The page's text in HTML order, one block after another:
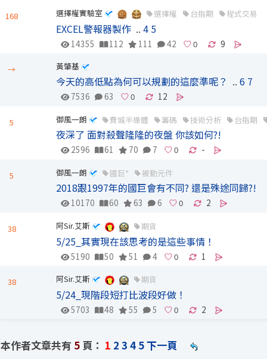
168 選擇權實驗室 選擇權 台指期 程式交易
EXCEL警報器製作 ..4 5
14355 112 111 42 9
→ 黃肇基
今天的高低點為何可以規劃的這麼準呢？ ..6 7
7536 63 12
5 御風一朗 費城半導體 籌碼 技術分析 台指期
夜深了 面對殺聲隆隆的夜盤 你該如何?!
2596 61 70 7 -
5 御風一朗 國巨* 被動元件
2018跟1997年的國巨會有不同? 還是殊途同歸?!
10170 60 63 6 2
38 阿Sir.艾斯 期貨
5/25_其實現在該思考的是這些事情！
5190 50 51 4 1
38 阿Sir.艾斯 期貨
5/24_現階段短打比波段好做！
5703 48 55 5 2
本作者文章共有 5 頁： 1 2 3 4 5下一頁